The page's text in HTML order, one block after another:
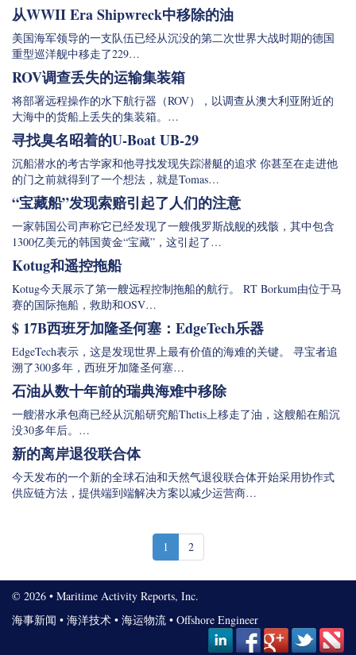
从WWII Era Shipwreck中移除的油
美国海军领导的一支队伍已经从沉没的第二次世界大战时期的德国
重型巡洋舰中移走了229…
ROV调查丢失的运输集装箱
将部署远程操作的水下航行器（ROV），以调查从澳大利亚附近的
大海中的货船上丢失的集装箱。…
寻找臭名昭着的U-Boat UB-29
沉船潜水的考古学家和他寻找发现失踪潜艇的追求 你甚至在走进他
的门之前就得到了一个想法，就是Tomas…
“宝藏船”发现索赔引起了人们的注意
一家韩国公司声称它已经发现了一艘俄罗斯战舰的残骸，其中包含
1300亿美元的韩国黄金“宝藏”，这引起了…
Kotug和遥控拖船
Kotug今天展示了第一艘远程控制拖船的航行。 RT Borkum由位于马
赛的国际拖船，救助和OSV…
$ 17B西班牙加隆圣何塞：EdgeTech乐器
EdgeTech表示，这是发现世界上最有价值的海难的关键。 寻宝者追
溯了300多年，西班牙加隆圣何塞…
石油从数十年前的瑞典海难中移除
一艘潜水承包商已经从沉船研究船Thetis上移走了油，这艘船在船沉
没30多年后。…
新的离岸退役联合体
今天发布的一个新的全球石油和天然气退役联合体开始采用协作式
供应链方法，提供端到端解决方案以减少运营商…
1 2
© 2026 • Maritime Activity Reports, Inc.
海事新闻 • 海洋技术 • 海运物流 • Offshore Engineer